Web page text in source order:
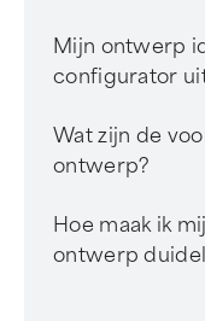
Mijn ontwerp
configurator
Wat zijn de
ontwerp?
Hoe maak ik
ontwerp